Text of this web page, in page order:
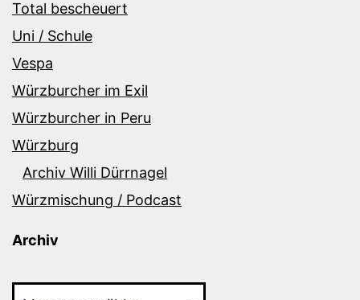
Total bescheuert
Uni / Schule
Vespa
Würzburcher im Exil
Würzburcher in Peru
Würzburg
Archiv Willi Dürrnagel
Würzmischung / Podcast
Archiv